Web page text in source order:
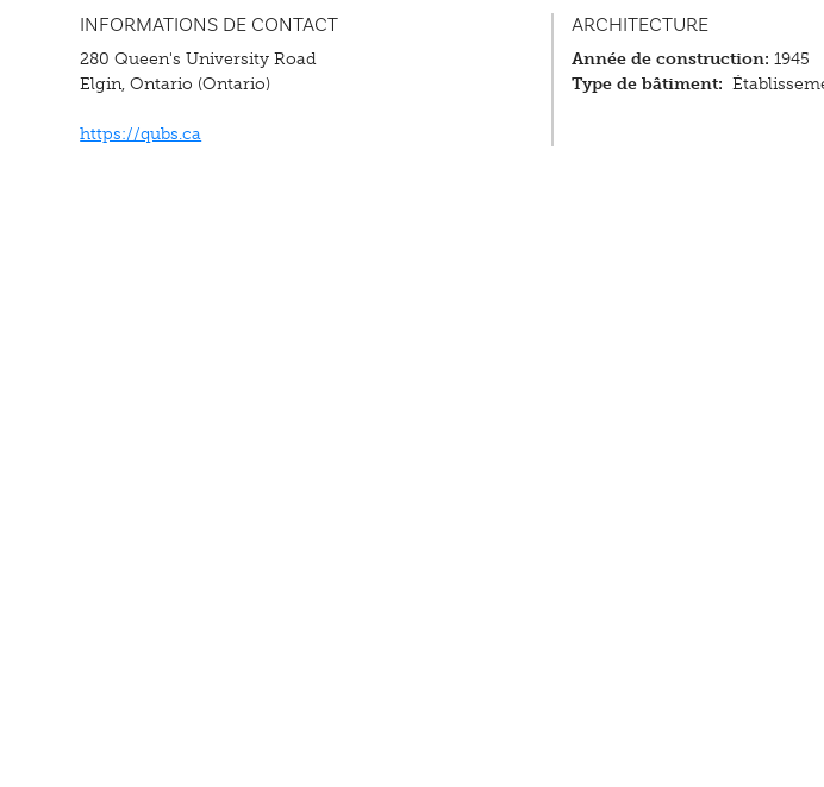
INFORMATIONS DE CONTACT
280 Queen's University Road
Elgin, Ontario (Ontario)
https://qubs.ca
ARCHITECTURE
Année de construction: 1945
Type de bâtiment: